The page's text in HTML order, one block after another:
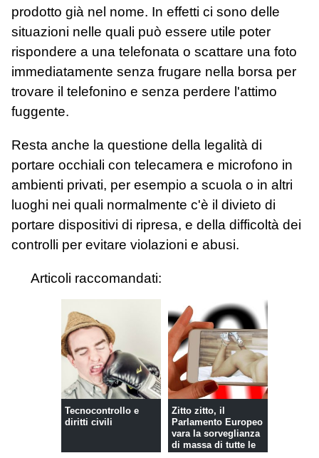
prodotto già nel nome. In effetti ci sono delle
situazioni nelle quali può essere utile poter
rispondere a una telefonata o scattare una foto
immediatamente senza frugare nella borsa per
trovare il telefonino e senza perdere l'attimo
fuggente.
Resta anche la questione della legalità di
portare occhiali con telecamera e microfono in
ambienti privati, per esempio a scuola o in altri
luoghi nei quali normalmente c'è il divieto di
portare dispositivi di ripresa, e della difficoltà dei
controlli per evitare violazioni e abusi.
Articoli raccomandati:
Tecnocontrollo e
diritti civili
Zitto zitto, il
Parlamento Europeo
vara la sorveglianza
di massa di tutte le